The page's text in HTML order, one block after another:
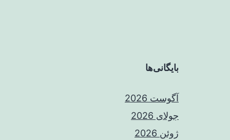
بایگانی‌ها
آگوست 2026
جولای 2026
ژوئن 2026